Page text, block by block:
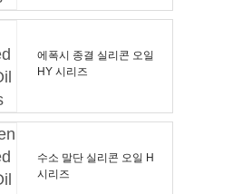
에폭시 종결 실리콘 오일
HY 시리즈
수소 말단 실리콘 오일 H
시리즈